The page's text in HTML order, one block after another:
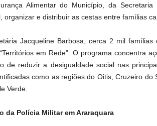
Alimentar do Município, da Secretaria
organizar e distribuir as cestas entre famílias
Jacqueline Barbosa, cerca 2 mil famílias
em Rede”. O programa concentra
de reduzir a desigualdade social nas
como as regiões do Oitis, Cruzeiro do
Verde.
da Polícia Militar em Araraquara